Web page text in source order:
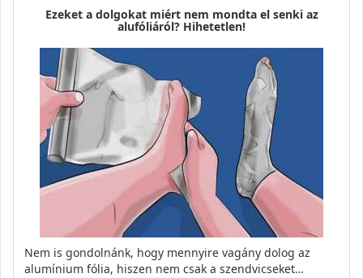
Ezeket a dolgokat miért nem mondta el senki az
alufóliáról? Hihetetlen!
Nem is gondolnánk, hogy mennyire vagány dolog az
alumínium fólia, hiszen nem csak a szendvicseket…